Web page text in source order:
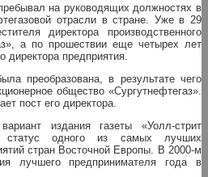
на руководящих должностях в
отрасли в стране. Уже в 29
директора производственного
а по прошествии еще четырех лет
директора предприятия.
преобразована, в результате чего
общество «Сургутнефтегаз».
пост его директора.
издания газеты «Уолл-стрит
статус одного из самых лучших
стран Восточной Европы. В 2000-м
лучшего предпринимателя года в